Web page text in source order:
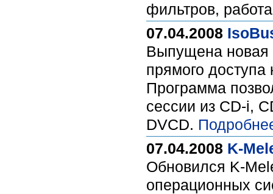
фильтров,
07.04.2008
Выпущена новая
прямого
Программа
сессии из CD-i,
DVCD.
07.04.2008 K-
Обновился K-
операционных